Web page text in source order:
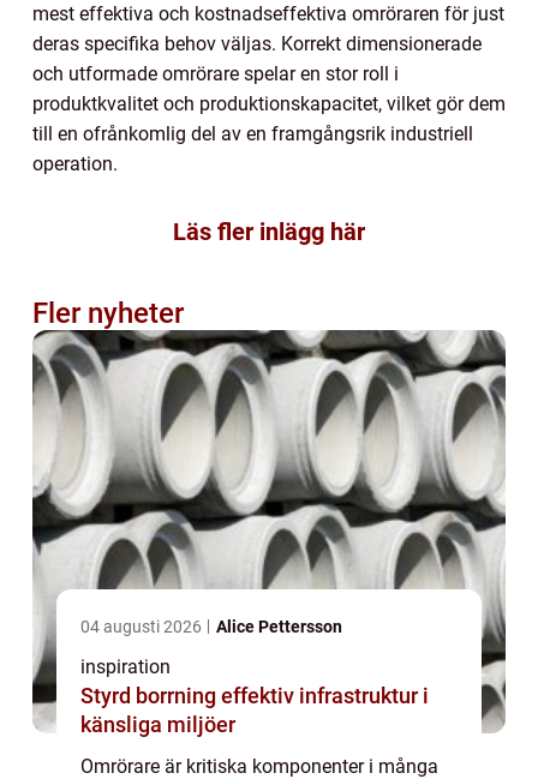
mest effektiva och kostnadseffektiva omröraren för just
deras specifika behov väljas. Korrekt dimensionerade
och utformade omrörare spelar en stor roll i
produktkvalitet och produktionskapacitet, vilket gör dem
till en ofrånkomlig del av en framgångsrik industriell
operation.
Läs fler inlägg här
Fler nyheter
04 augusti 2026 Alice Pettersson
inspiration
Styrd borrning effektiv infrastruktur i
känsliga miljöer
Omrörare är kritiska komponenter i många